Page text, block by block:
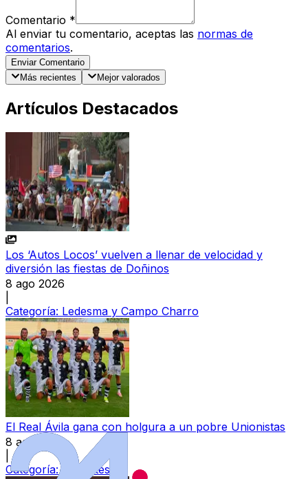
Comentario *
Al enviar tu comentario, aceptas las normas de
comentarios.
Enviar Comentario
Más recientes
Mejor valorados
Artículos Destacados
Los ‘Autos Locos’ vuelven a llenar de velocidad y
diversión las fiestas de Doñinos
8 ago 2026
Categoría: Ledesma y Campo Charro
El Real Ávila gana con holgura a un pobre Unionistas
8 ago 2026
Categoría: Deportes